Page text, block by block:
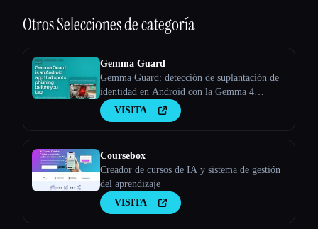
OtrosSelecciones de categoría
Gemma Guard
Gemma Guard: detección de suplantación de
identidad en Android con la Gemma 4
integrada en el dispositivo
VISITA
Coursebox
Creador de cursos de IA y sistema de gestión
del aprendizaje
VISITA